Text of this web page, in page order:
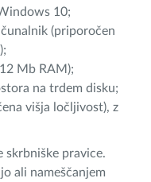
10;
(priporočen
Mb RAM);
na trdem disku;
višja ločljivost), z
pravice.
ali nameščanjem